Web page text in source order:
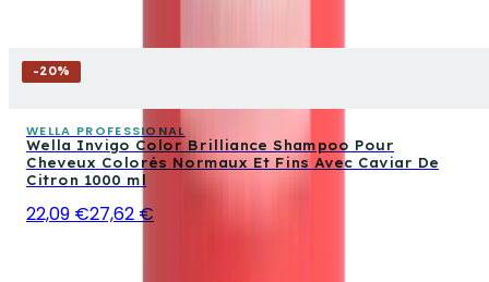
-20%
WELLA PROFESSIONAL
Wella Invigo Color Brilliance Shampoo Pour
Cheveux Colorés Normaux Et Fins Avec Caviar De
Citron 1000 ml
22,09 €27,62 €